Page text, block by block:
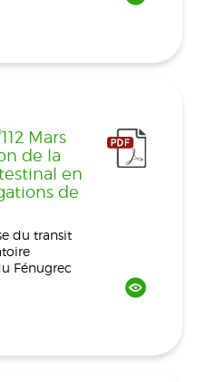
Mars
de la
en
de
du transit
Fénugrec